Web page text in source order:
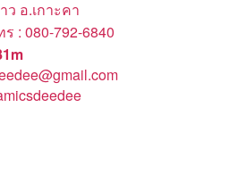
ว อ.เกาะคา
: 080-792-6840